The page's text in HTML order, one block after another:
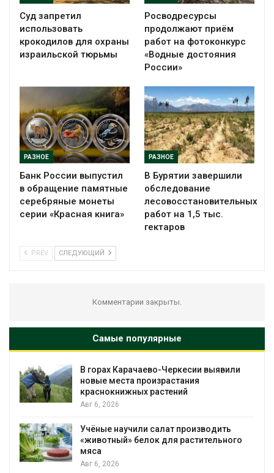
Суд запретил
использовать
крокодилов для охраны
израильской тюрьмы
Росводресурсы
продолжают приём
работ на фотоконкурс
«Водные достояния
России»
РАЗНОЕ
Банк России выпустил
в обращение памятные
серебряные монеты
серии «Красная книга»
РАЗНОЕ
В Бурятии завершили
обследование
лесовосстановительных
работ на 1,5 тыс.
гектаров
PREV СЛЕДУЮЩИЙ
Комментарии закрыты.
Самые популярные
В горах Карачаево-Черкесии выявили
новые места произрастания
краснокнижных растений
Авг 6, 2026
Учёные научили салат производить
«животный» белок для растительного
мяса
Авг 6, 2026